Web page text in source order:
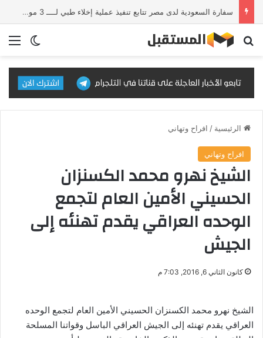
سفارة السعودية لدى مصر تتابع تنفيذ عملية إخلاء طبي لــــ 3 مواطنين
الوضع بحث عن
الرئيسية / افراح وتهاني
افراح وتهاني
الشيخ نهرو محمد الكسنزان
الحسيني الأمين العام لتجمع
الوحده العراقي يقدم تهنئه إلى
الجيش
كانون الثاني 6, 2016, 7:03 م
الشيخ نهرو محمد الكسنزان الحسيني الأمين العام لتجمع الوحده
العراقي يقدم تهنئه إلى الجيش العراقي الباسل وقواتنا المسلحة